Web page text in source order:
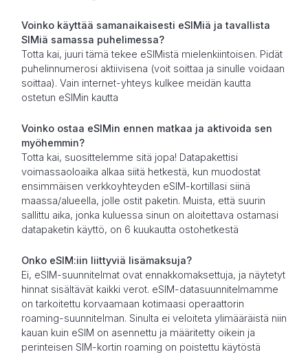
Voinko käyttää samanaikaisesti eSIMiä ja tavallista
SIMiä samassa puhelimessa?
Totta kai, juuri tämä tekee eSIMistä mielenkiintoisen. Pidät
puhelinnumerosi aktiivisena (voit soittaa ja sinulle voidaan
soittaa). Vain internet-yhteys kulkee meidän kautta
ostetun eSIMin kautta
Voinko ostaa eSIMin ennen matkaa ja aktivoida sen
myöhemmin?
Totta kai, suosittelemme sitä jopa! Datapakettisi
voimassaoloaika alkaa siitä hetkestä, kun muodostat
ensimmäisen verkkoyhteyden eSIM-kortillasi siinä
maassa/alueella, jolle ostit paketin. Muista, että suurin
sallittu aika, jonka kuluessa sinun on aloitettava ostamasi
datapaketin käyttö, on 6 kuukautta ostohetkestä
Onko eSIM:iin liittyviä lisämaksuja?
Ei, eSIM-suunnitelmat ovat ennakkomaksettuja, ja näytetyt
hinnat sisältävät kaikki verot. eSIM-datasuunnitelmamme
on tarkoitettu korvaamaan kotimaasi operaattorin
roaming-suunnitelman. Sinulta ei veloiteta ylimääräistä niin
kauan kuin eSIM on asennettu ja määritetty oikein ja
perinteisen SIM-kortin roaming on poistettu käytöstä